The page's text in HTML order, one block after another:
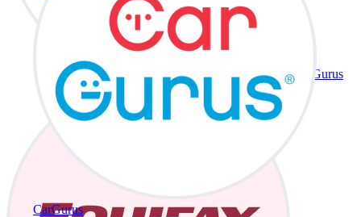
CarGurus
CarGurus